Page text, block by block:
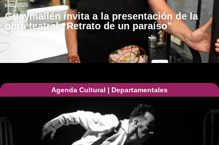
julio, 2026
Guaymallén invita a la presentación de la
obra teatral “Retrato de un paraíso”
Agenda Cultural | Departamentales